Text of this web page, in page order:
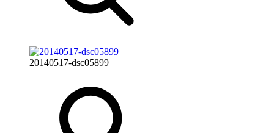
20140517-dsc05899